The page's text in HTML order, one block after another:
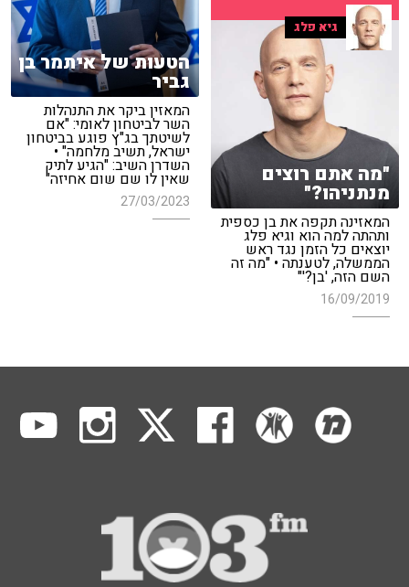
הטעות של איתמר בן
גביר
המאזין ביקר את התנהלות
השר לביטחון לאומי: "אם
לשיטתך בג"ץ פוגע בביטחון
ישראל, תשיב מלחמה" •
השדרן השיב: "הגיע לתיק
שאין לו שם שום אחיזה"
27/03/2023
גיא פלג
"מה אתם רוצים
מנתניהו?"
המאזינה תקפה את בן כספית
ותהתה למה הוא וגיא פלג
יוצאים כל הזמן נגד ראש
הממשלה, לטענתה • "מה זה
השם הזה, 'בן?'"
16/09/2019